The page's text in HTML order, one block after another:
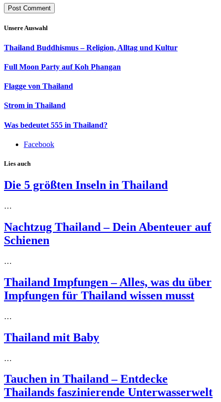
Unsere Auswahl
Thailand Buddhismus – Religion, Alltag und Kultur
Full Moon Party auf Koh Phangan
Flagge von Thailand
Strom in Thailand
Was bedeutet 555 in Thailand?
Facebook
Lies auch
Die 5 größten Inseln in Thailand
…
Nachtzug Thailand – Dein Abenteuer auf
Schienen
…
Thailand Impfungen – Alles, was du über
Impfungen für Thailand wissen musst
…
Thailand mit Baby
…
Tauchen in Thailand – Entdecke
Thailands faszinierende Unterwasserwelt